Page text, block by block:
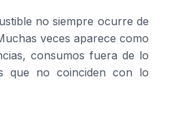
no siempre ocurre de
veces aparece como
consumos fuera de lo
que no coinciden con lo